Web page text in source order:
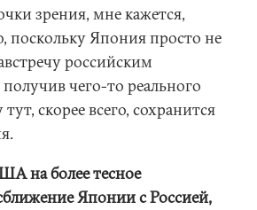
зрения, мне кажется,
поскольку Япония просто не
российским
чего-то реального
скорее всего, сохранится
на более тесное
Японии с Россией,